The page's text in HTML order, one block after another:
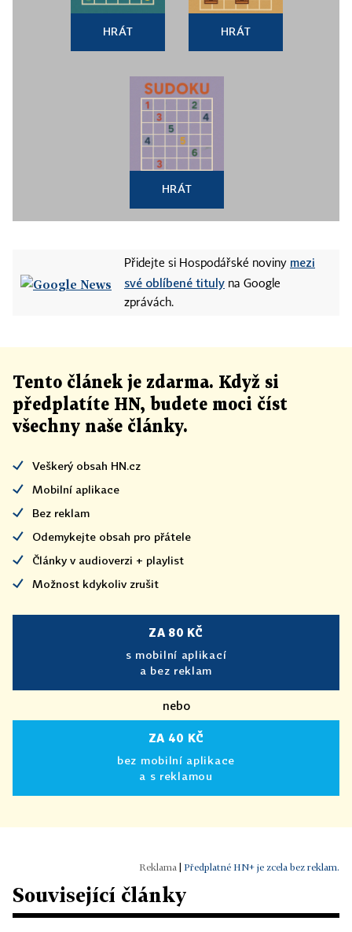
HRÁT HRÁT
HRÁT
Přidejte si Hospodářské noviny mezi
své oblíbené tituly na Google
zprávách.
Tento článek je zdarma. Když si
předplatíte HN, budete moci číst
všechny naše články.
Veškerý obsah HN.cz
Mobilní aplikace
Bez reklam
Odemykejte obsah pro přátele
Články v audioverzi + playlist
Možnost kdykoliv zrušit
ZA 80 KČ
s mobilní aplikací
a bez reklam
nebo
ZA 40 KČ
bez mobilní aplikace
a s reklamou
Předplatné HN+ je zcela bez reklam.
Související články